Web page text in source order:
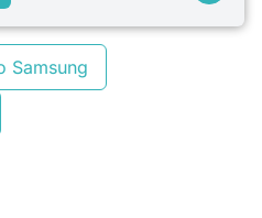
Samsung